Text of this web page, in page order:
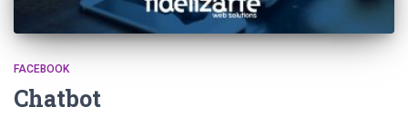
FACEBOOK
Chatbot